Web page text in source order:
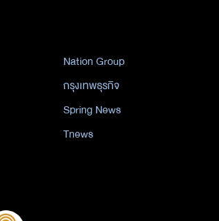
Nation Group
กรุงเทพธุรกิจ
Spring News
Tnews